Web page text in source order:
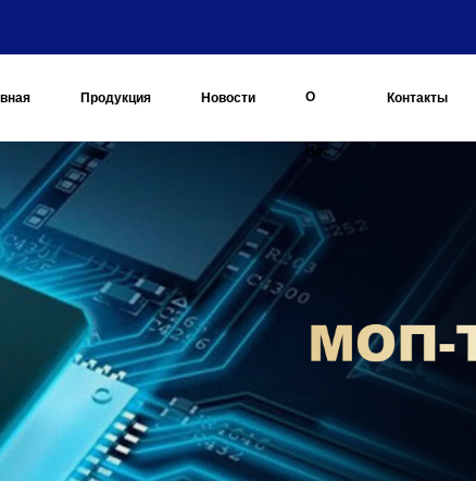
Продукция Новости О
Нас
Контакты